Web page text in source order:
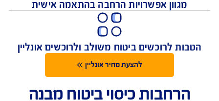
כיסוי מקיף לנזקים למבנה הדירה/בית
מגוון אפשרויות הרחבה בהתאמה אישית